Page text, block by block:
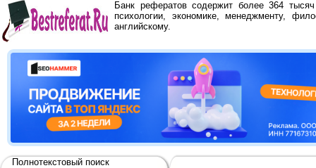
Банк рефератов содержит более 364
психологии, экономике, менеджменту,
английскому.
Полнотекстовый поиск